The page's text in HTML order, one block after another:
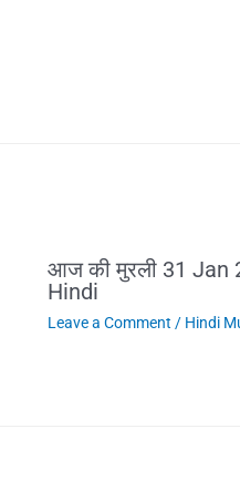
आज की मुरली 31 Jan
Hindi
Leave a Comment / Hindi